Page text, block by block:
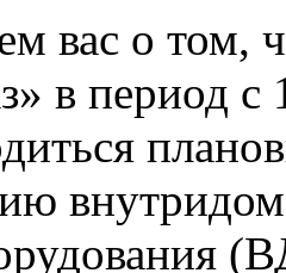
вас о том,
в период с